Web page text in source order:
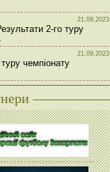
21.09.2023
2-го туру
21.09.2023
чемпіонату